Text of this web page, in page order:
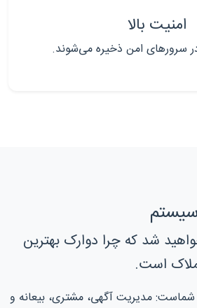
امنیت بالا
سرورهای امن ذخیره می‌شوند.
شد که چرا دوارک بهترین
است.
مدیریت آگهی، مشتری، بیعانه و